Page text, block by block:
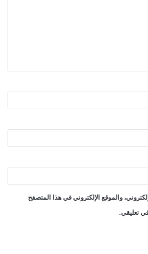
والموقع الإلكتروني في هذا المتصفح
تعليقي.